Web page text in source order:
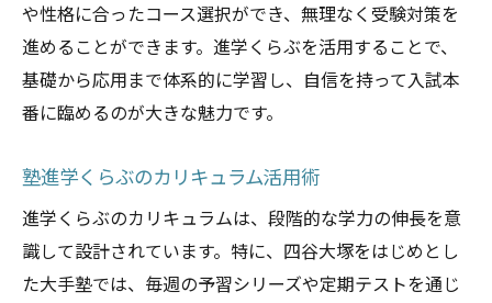
や性格に合ったコース選択ができ、無理なく受験対策を
進めることができます。進学くらぶを活用することで、
基礎から応用まで体系的に学習し、自信を持って入試本
番に臨めるのが大きな魅力です。
塾進学くらぶのカリキュラム活用術
進学くらぶのカリキュラムは、段階的な学力の伸長を意
識して設計されています。特に、四谷大塚をはじめとし
た大手塾では、毎週の予習シリーズや定期テストを通じ